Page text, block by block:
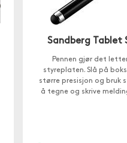
Sandberg Tablet
Pennen gjør det
styreplaten. Slå på
større presisjon og bruk
å tegne og skrive